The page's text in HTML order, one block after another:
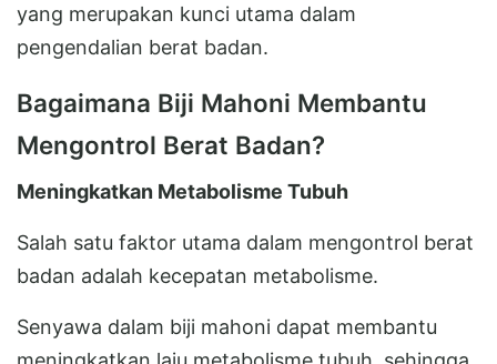
yang merupakan kunci utama dalam
pengendalian berat badan.
Bagaimana Biji Mahoni Membantu
Mengontrol Berat Badan?
Meningkatkan Metabolisme Tubuh
Salah satu faktor utama dalam mengontrol berat
badan adalah kecepatan metabolisme.
Senyawa dalam biji mahoni dapat membantu